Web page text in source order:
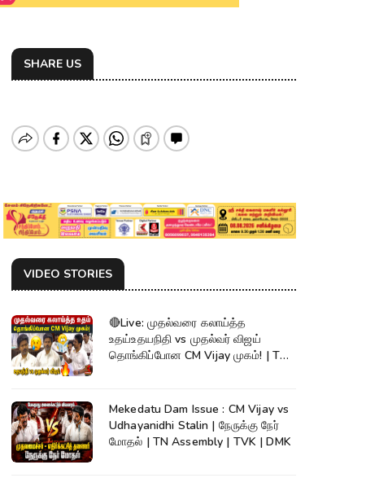
SHARE US
VIDEO STORIES
🔴Live: முதல்வரை கலாய்த்த
உதய்உதயநிதி vs முதல்வர் விஜய்
தொங்கிப்போன CM Vijay முகம்! | TN
Mekedatu Dam Issue : CM Vijay vs
Udhayanidhi Stalin | நேருக்கு நேர்
மோதல் | TN Assembly | TVK | DMK